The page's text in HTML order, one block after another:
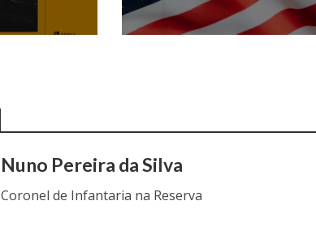
Nuno Pereira da Silva
Coronel de Infantaria na Reserva